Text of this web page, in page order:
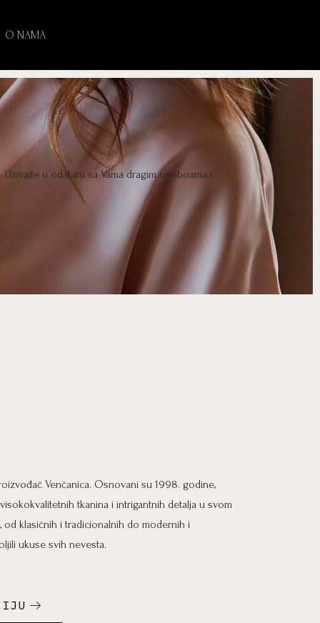
O NAMA
u odabiru sa Vama dragim osoboama i
Venčanica. Osnovani su 1998. godine,
tkanina i intrigantnih detalja u svom
od klasičnih i tradicionalnih do modernih i
ukuse svih nevesta.